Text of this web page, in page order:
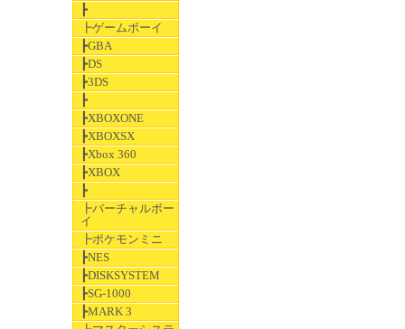
┣
┣ゲームボーイ
┣GBA
┣DS
┣3DS
┣
┣XBOXONE
┣XBOXSX
┣Xbox 360
┣XBOX
┣
┣バーチャルボー
イ
┣ポケモンミニ
┣NES
┣DISKSYSTEM
┣SG-1000
┣MARK 3